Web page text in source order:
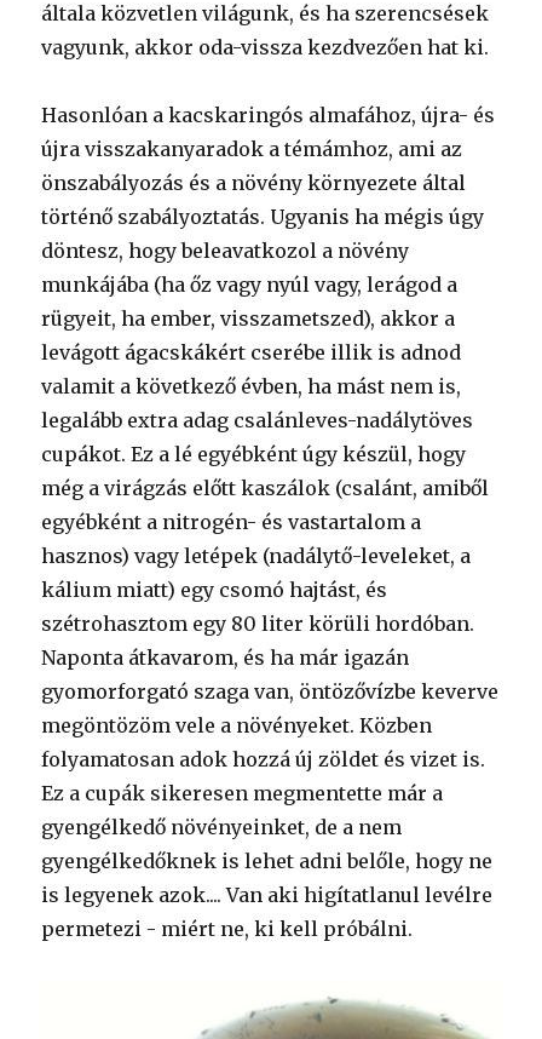
általa közvetlen világunk, és ha szerencsések
vagyunk, akkor oda-vissza kezdvezően hat ki.
Hasonlóan a kacskaringós almafához, újra- és
újra visszakanyaradok a témámhoz, ami az
önszabályozás és a növény környezete által
történő szabályoztatás. Ugyanis ha mégis úgy
döntesz, hogy beleavatkozol a növény
munkájába (ha őz vagy nyúl vagy, lerágod a
rügyeit, ha ember, visszametszed), akkor a
levágott ágacskákért cserébe illik is adnod
valamit a következő évben, ha mást nem is,
legalább extra adag csalánleves-nadálytöves
cupákot. Ez a lé egyébként úgy készül, hogy
még a virágzás előtt kaszálok (csalánt, amiből
egyébként a nitrogén- és vastartalom a
hasznos) vagy letépek (nadálytő-leveleket, a
kálium miatt) egy csomó hajtást, és
szétrohasztom egy 80 liter körüli hordóban.
Naponta átkavarom, és ha már igazán
gyomorforgató szaga van, öntözővízbe keverve
megöntözöm vele a növényeket. Közben
folyamatosan adok hozzá új zöldet és vizet is.
Ez a cupák sikeresen megmentette már a
gyengélkedő növényeinket, de a nem
gyengélkedőknek is lehet adni belőle, hogy ne
is legyenek azok.... Van aki higítatlanul levélre
permetezi - miért ne, ki kell próbálni.